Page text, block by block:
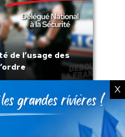
de l’usage des
X